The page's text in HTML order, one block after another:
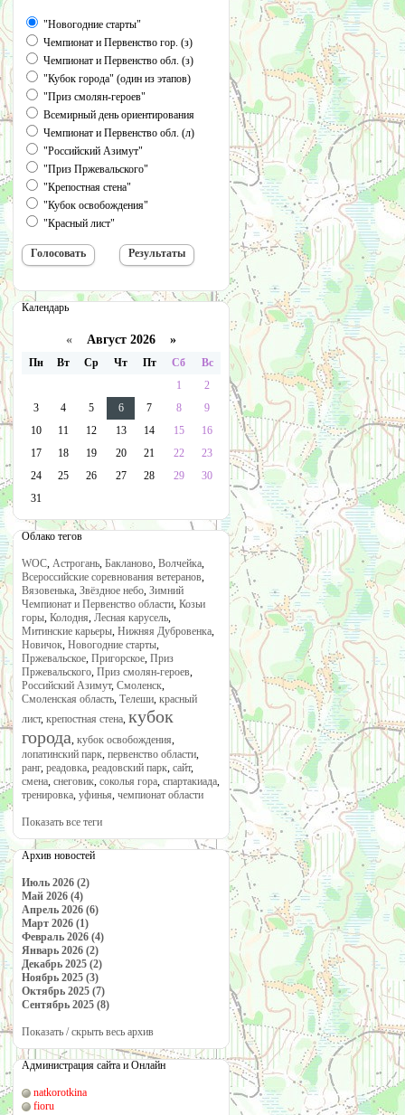
"Новогодние старты"
Чемпионат и Первенство гор. (з)
Чемпионат и Первенство обл. (з)
"Кубок города" (один из этапов)
"Приз смолян-героев"
Всемирный день ориентирования
Чемпионат и Первенство обл. (л)
"Российский Азимут"
"Приз Пржевальского"
"Крепостная стена"
"Кубок освобождения"
"Красный лист"
Календарь
« Август 2026 »
Пн Вт Ср Чт Пт Сб
Вс
1
2
3
4 5 6 7 8
9
10
11 12 13 14 15
16
17
18 19 20 21 22
23
24
25 26 27 28 29
30
31
Облако тегов
WOC, Астрогань, Бакланово, Волчейка,
Всероссийские соревнования ветеранов,
Вязовенька, Звёздное небо, Зимний
Чемпионат и Первенство области, Козьи
горы, Колодня, Лесная карусель,
Митинские карьеры, Нижняя Дубровенка,
Новичок, Новогодние старты,
Пржевальское, Пригорское, Приз
Пржевальского, Приз смолян-героев,
Российский Азимут, Смоленск,
Смоленская область, Телеши, красный
лист, крепостная стена, кубок
города, кубок освобождения,
лопатинский парк, первенство области,
ранг, реадовка, реадовский парк, сайт,
смена, снеговик, соколья гора, спартакиада,
тренировка, уфинья, чемпионат области
Показать все теги
Архив новостей
Июль 2026 (2)
Май 2026 (4)
Апрель 2026 (6)
Март 2026 (1)
Февраль 2026 (4)
Январь 2026 (2)
Декабрь 2025 (2)
Ноябрь 2025 (3)
Октябрь 2025 (7)
Сентябрь 2025 (8)
Показать / скрыть весь архив
Администрация сайта и Онлайн
natkorotkina
fioru